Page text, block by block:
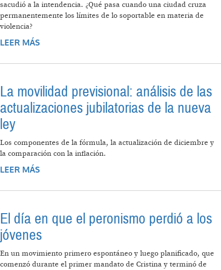
sacudió a la intendencia. ¿Qué pasa cuando una ciudad cruza
permanentemente los límites de lo soportable en materia de
violencia?
LEER MÁS
La movilidad previsional: análisis de las
actualizaciones jubilatorias de la nueva
ley
Los componentes de la fórmula, la actualización de diciembre y
la comparación con la inflación.
LEER MÁS
JUBILATORIAS DE LA NUEVA LEY
El día en que el peronismo perdió a los
jóvenes
En un movimiento primero espontáneo y luego planificado, que
comenzó durante el primer mandato de Cristina y terminó de